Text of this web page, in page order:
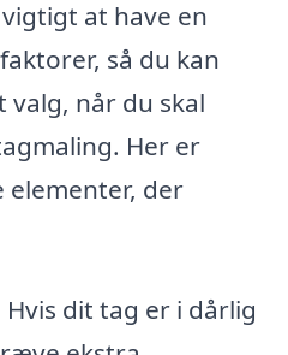
at have en
så du kan
når du skal
Her er
elementer, der
Hvis dit tag er i dårlig